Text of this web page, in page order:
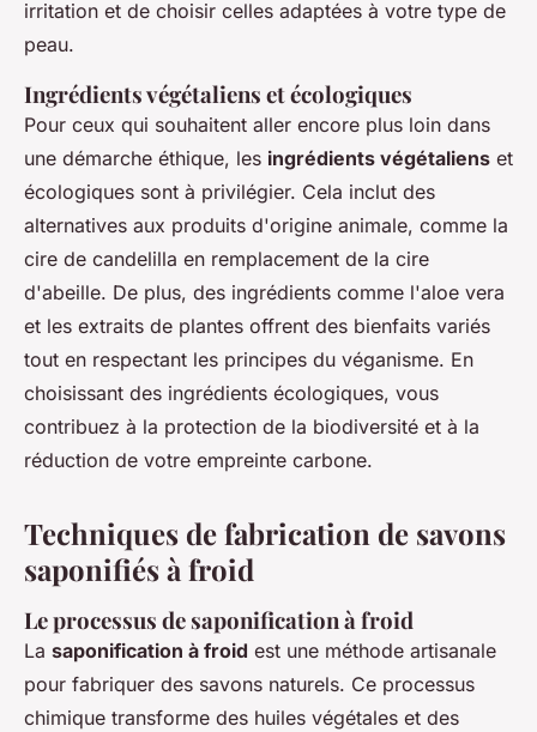
irritation et de choisir celles adaptées à votre type de
peau.
Ingrédients végétaliens et écologiques
Pour ceux qui souhaitent aller encore plus loin dans
une démarche éthique, les ingrédients végétaliens et
écologiques sont à privilégier. Cela inclut des
alternatives aux produits d'origine animale, comme la
cire de candelilla en remplacement de la cire
d'abeille. De plus, des ingrédients comme l'aloe vera
et les extraits de plantes offrent des bienfaits variés
tout en respectant les principes du véganisme. En
choisissant des ingrédients écologiques, vous
contribuez à la protection de la biodiversité et à la
réduction de votre empreinte carbone.
Techniques de fabrication de savons
saponifiés à froid
Le processus de saponification à froid
La saponification à froid est une méthode artisanale
pour fabriquer des savons naturels. Ce processus
chimique transforme des huiles végétales et des